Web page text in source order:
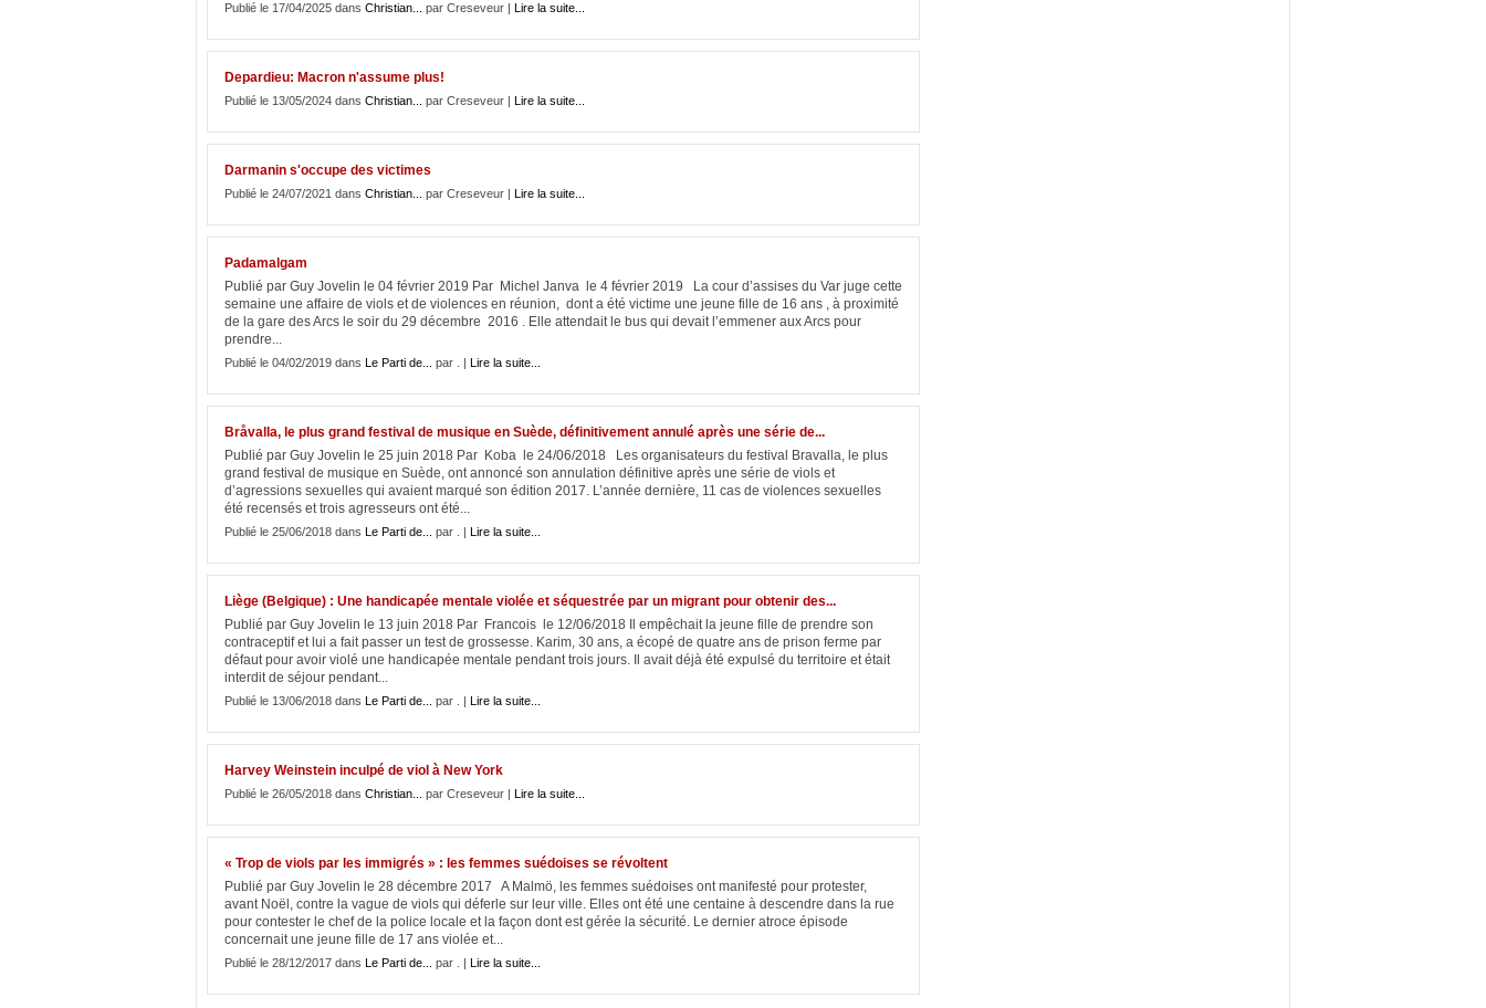
Publié le 17/04/2025 dans Christian... par Creseveur | Lire la suite...
Depardieu: Macron n'assume plus!
Publié le 13/05/2024 dans Christian... par Creseveur | Lire la suite...
Darmanin s'occupe des victimes
Publié le 24/07/2021 dans Christian... par Creseveur | Lire la suite...
Padamalgam
Publié par Guy Jovelin le 04 février 2019 Par Michel Janva le 4 février 2019 La cour d’assises du Var juge cette
semaine une affaire de viols et de violences en réunion, dont a été victime une jeune fille de 16 ans , à proximité
de la gare des Arcs le soir du 29 décembre 2016 . Elle attendait le bus qui devait l’emmener aux Arcs pour
prendre...
Publié le 04/02/2019 dans Le Parti de... par . | Lire la suite...
Bråvalla, le plus grand festival de musique en Suède, définitivement annulé après une série de...
Publié par Guy Jovelin le 25 juin 2018 Par Koba le 24/06/2018 Les organisateurs du festival Bravalla, le plus
grand festival de musique en Suède, ont annoncé son annulation définitive après une série de viols et
d’agressions sexuelles qui avaient marqué son édition 2017. L’année dernière, 11 cas de violences sexuelles
été recensés et trois agresseurs ont été...
Publié le 25/06/2018 dans Le Parti de... par . | Lire la suite...
Liège (Belgique) : Une handicapée mentale violée et séquestrée par un migrant pour obtenir des...
Publié par Guy Jovelin le 13 juin 2018 Par Francois le 12/06/2018 Il empêchait la jeune fille de prendre son
contraceptif et lui a fait passer un test de grossesse. Karim, 30 ans, a écopé de quatre ans de prison ferme par
défaut pour avoir violé une handicapée mentale pendant trois jours. Il avait déjà été expulsé du territoire et était
interdit de séjour pendant...
Publié le 13/06/2018 dans Le Parti de... par . | Lire la suite...
Harvey Weinstein inculpé de viol à New York
Publié le 26/05/2018 dans Christian... par Creseveur | Lire la suite...
« Trop de viols par les immigrés » : les femmes suédoises se révoltent
Publié par Guy Jovelin le 28 décembre 2017 A Malmö, les femmes suédoises ont manifesté pour protester,
avant Noël, contre la vague de viols qui déferle sur leur ville. Elles ont été une centaine à descendre dans la rue
pour contester le chef de la police locale et la façon dont est gérée la sécurité. Le dernier atroce épisode
concernait une jeune fille de 17 ans violée et...
Publié le 28/12/2017 dans Le Parti de... par . | Lire la suite...